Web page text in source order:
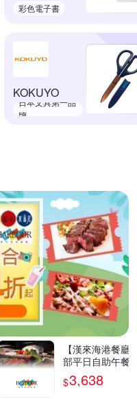
彩色電子書
KOKUYO
日本文具第一品
牌
【漢來海港餐廳
部平日自助午餐
4張
$3,638